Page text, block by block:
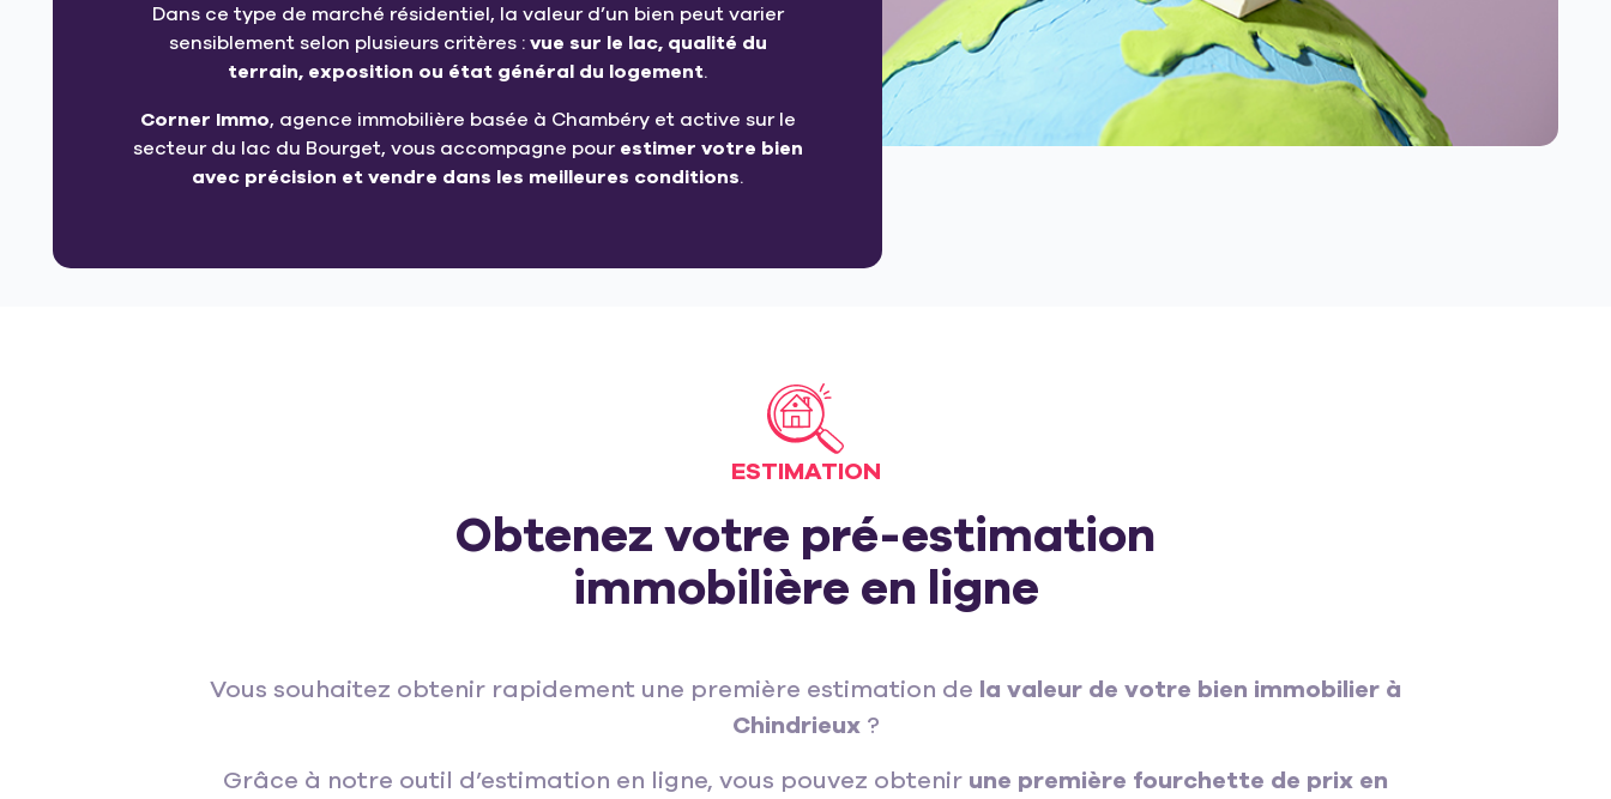
Dans ce type de marché résidentiel, la valeur d’un bien peut varier
sensiblement selon plusieurs critères :vue sur le lac, qualité du
terrain, exposition ou état général du logement.
Corner Immo, agence immobilière basée à Chambéry et active sur le
secteur du lac du Bourget, vous accompagne pourestimer votre bien
avec précision et vendre dans les meilleures conditions.
ESTIMATION
Obtenez votre pré-estimation
immobilière en ligne
Vous souhaitez obtenir rapidement une première estimation de la valeur de votre bien immobilier à
Chindrieux?
Grâce à notre outil d’estimation en ligne, vous pouvez obtenir une première fourchette de prix en